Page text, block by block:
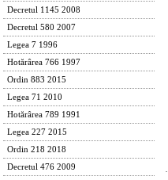
Decretul 1145 2008
Decretul 580 2007
Legea 7 1996
Hotărârea 766 1997
Ordin 883 2015
Legea 71 2010
Hotărârea 789 1991
Legea 227 2015
Ordin 218 2018
Decretul 476 2009